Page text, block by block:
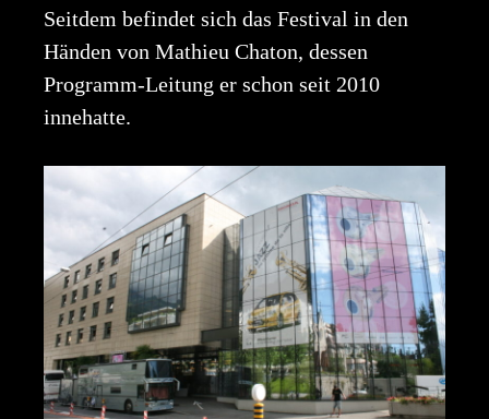
Seitdem befindet sich das Festival in den
Händen von Mathieu Chaton, dessen
Programm-Leitung er schon seit 2010
innehatte.